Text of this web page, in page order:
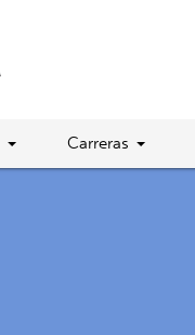
Carreras